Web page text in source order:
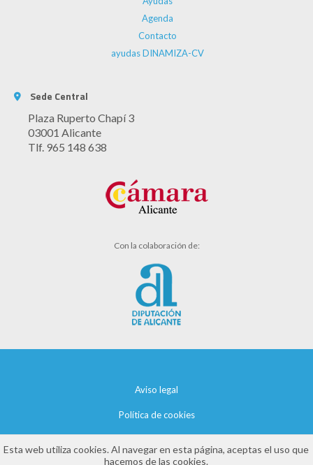
Agenda
Contacto
ayudas DINAMIZA-CV
Sede Central
Plaza Ruperto Chapí 3
03001 Alicante
Tlf. 965 148 638
Con la colaboración de:
Aviso legal
Política de cookies
Esta web utiliza cookies. Al navegar en esta página, aceptas el uso que
hacemos de las cookies.